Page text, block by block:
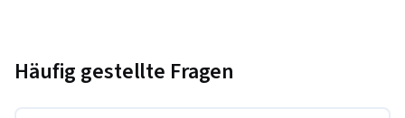
Häufig gestellte Fragen